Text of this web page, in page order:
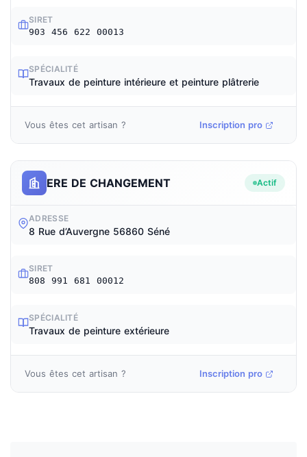
SIRET
903 456 622 00013
SPÉCIALITÉ
Travaux de peinture intérieure et peinture plâtrerie
Vous êtes cet artisan ? Inscription pro
ERE DE CHANGEMENT Actif
ADRESSE
8 Rue d’Auvergne 56860 Séné
SIRET
808 991 681 00012
SPÉCIALITÉ
Travaux de peinture extérieure
Vous êtes cet artisan ? Inscription pro